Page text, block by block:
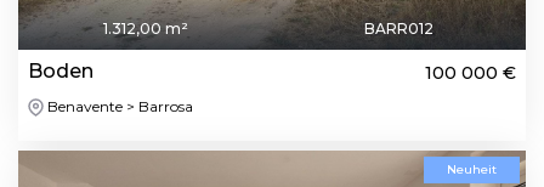
1.312,00 m² BARR012
Boden 100 000 €
Benavente > Barrosa
Neuheit